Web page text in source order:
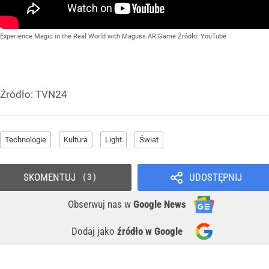
Experience Magic in the Real World with Maguss AR Game Źródło: YouTube
Źródło: TVN24
Technologie Kultura Light Świat
UDOSTĘPNIJ
Obserwuj nas w Google News
Dodaj jako źródło w Google
SKOMENTUJ 3